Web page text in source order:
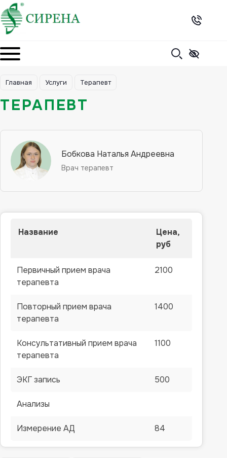
Skip
to
content
Главная Услуги Терапевт
ТЕРАПЕВТ
Бобкова Наталья Андреевна
Врач терапевт
Название
Цена,
руб
Первичный прием врача
терапевта
2100
Повторный прием врача
терапевта
1400
Консультативный прием врача
терапевта
1100
ЭКГ запись 500
Анализы
Измерение АД 84